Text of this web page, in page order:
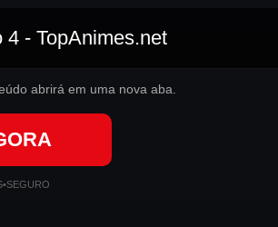
- TopAnimes.net
abrirá em uma nova aba.
•SEGURO